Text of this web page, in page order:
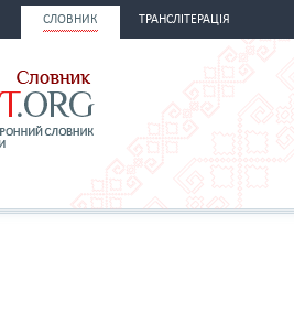
СЛОВНИК ТРАНСЛІТЕРАЦІЯ